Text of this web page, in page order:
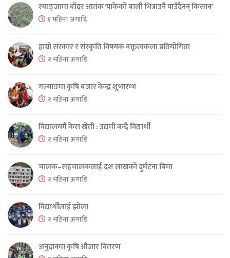
स्याङ्जामा बाँदर आतंक ‘पाकेको बाली भित्राउनै पाउँदैनन् किसान’
१ महिना अगाडि
हाम्रो संस्कार र संस्कृति विषयक वक्तृत्वकला प्रतियोगिता
२ महिना अगाडि
गल्याङमा कृषि बजार केन्द्र शुभारम्भ
२ महिना अगाडि
विद्यालयमै केरा खेती : उद्यमी बन्दै विद्यार्थी
२ महिना अगाडि
चालक–सहचालकलाई दश लाखको दुर्घटना बिमा
२ महिना अगाडि
विद्यार्थीलाई झोला
२ महिना अगाडि
अनुदानमा कृषि औजार वितरण